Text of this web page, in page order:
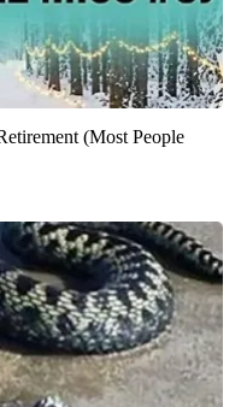
(Most People